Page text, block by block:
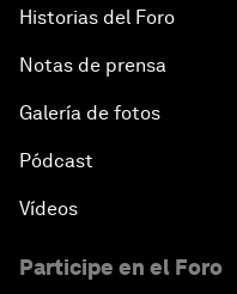
Historias del Foro
Notas de prensa
Galería de fotos
Pódcast
Vídeos
Participe en el Foro